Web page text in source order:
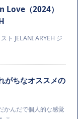
Love（2024）
ト JELANI ARYEH ジ
がちなオススメの
かんだで個人的な感覚